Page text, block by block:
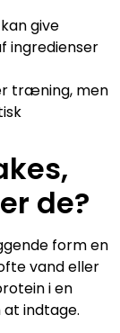
give
ingredienser
træning, men
de?
form en
vand eller
i en
indtage.